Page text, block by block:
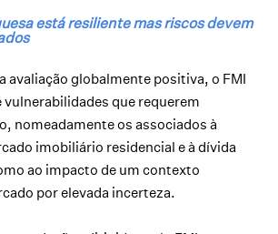
está resiliente mas riscos devem
avaliação globalmente positiva, o FMI
que requerem
nomeadamente os associados à
imobiliário residencial e à dívida
ao impacto de um contexto
por elevada incerteza.